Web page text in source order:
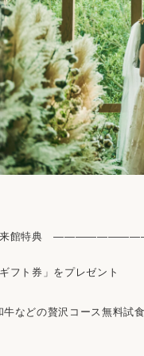
特典
フト券」をプレゼント
などの贅沢コース無料試